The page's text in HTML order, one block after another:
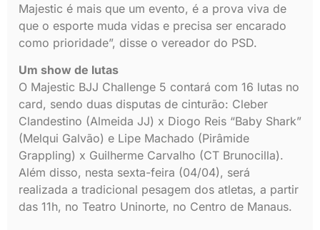
Majestic é mais que um evento, é a prova viva de
que o esporte muda vidas e precisa ser encarado
como prioridade”, disse o vereador do PSD.
Um show de lutas
O Majestic BJJ Challenge 5 contará com 16 lutas no
card, sendo duas disputas de cinturão: Cleber
Clandestino (Almeida JJ) x Diogo Reis “Baby Shark”
(Melqui Galvão) e Lipe Machado (Pirâmide
Grappling) x Guilherme Carvalho (CT Brunocilla).
Além disso, nesta sexta-feira (04/04), será
realizada a tradicional pesagem dos atletas, a partir
das 11h, no Teatro Uninorte, no Centro de Manaus.